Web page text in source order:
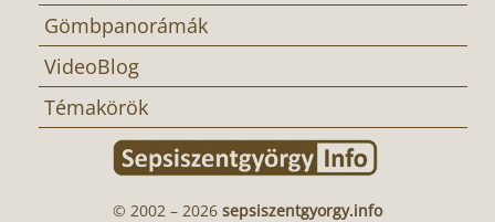
Gömbpanorámák
VideoBlog
Témakörök
© 2002 – 2026 sepsiszentgyorgy.info